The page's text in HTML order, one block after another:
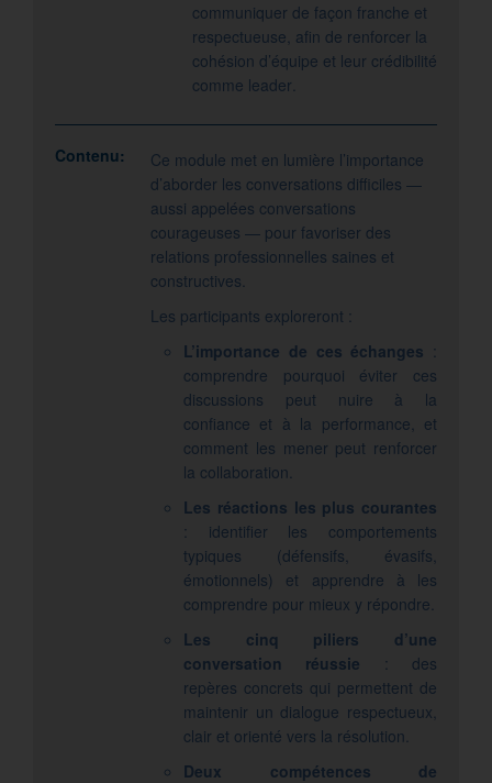
communiquer de façon franche et
respectueuse, afin de renforcer la
cohésion d’équipe et leur crédibilité
comme leader.
Contenu:
Ce module met en lumière l’importance
d’aborder les conversations difficiles —
aussi appelées conversations
courageuses — pour favoriser des
relations professionnelles saines et
constructives.
Les participants exploreront :
L’importance de ces échanges :
comprendre pourquoi éviter ces
discussions peut nuire à la
confiance et à la performance, et
comment les mener peut renforcer
la collaboration.
Les réactions les plus courantes
: identifier les comportements
typiques (défensifs, évasifs,
émotionnels) et apprendre à les
comprendre pour mieux y répondre.
Les cinq piliers d’une
conversation réussie : des
repères concrets qui permettent de
maintenir un dialogue respectueux,
clair et orienté vers la résolution.
Deux compétences de